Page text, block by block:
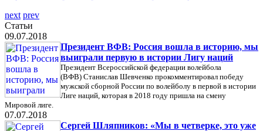
next prev
Статьи
09.07.2018
Президент ВФВ: Россия вошла в историю, мы
выиграли первую в истории Лигу наций
Президент Всероссийской федерации волейбола
(ВФВ) Станислав Шевченко прокомментировал победу
мужской сборной России по волейболу в первой в истории
Лиге наций, которая в 2018 году пришла на смену
Мировой лиге.
07.07.2018
Сергей Шляпников: «Мы в четверке, это уже